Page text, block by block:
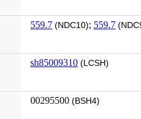
559.7 (NDC10); 559.7
sh85009310 (LCSH)
00295500 (BSH4)